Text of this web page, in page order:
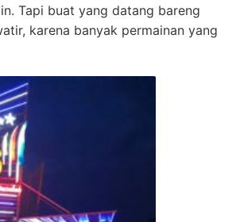
Tapi buat yang datang bareng
karena banyak permainan yang